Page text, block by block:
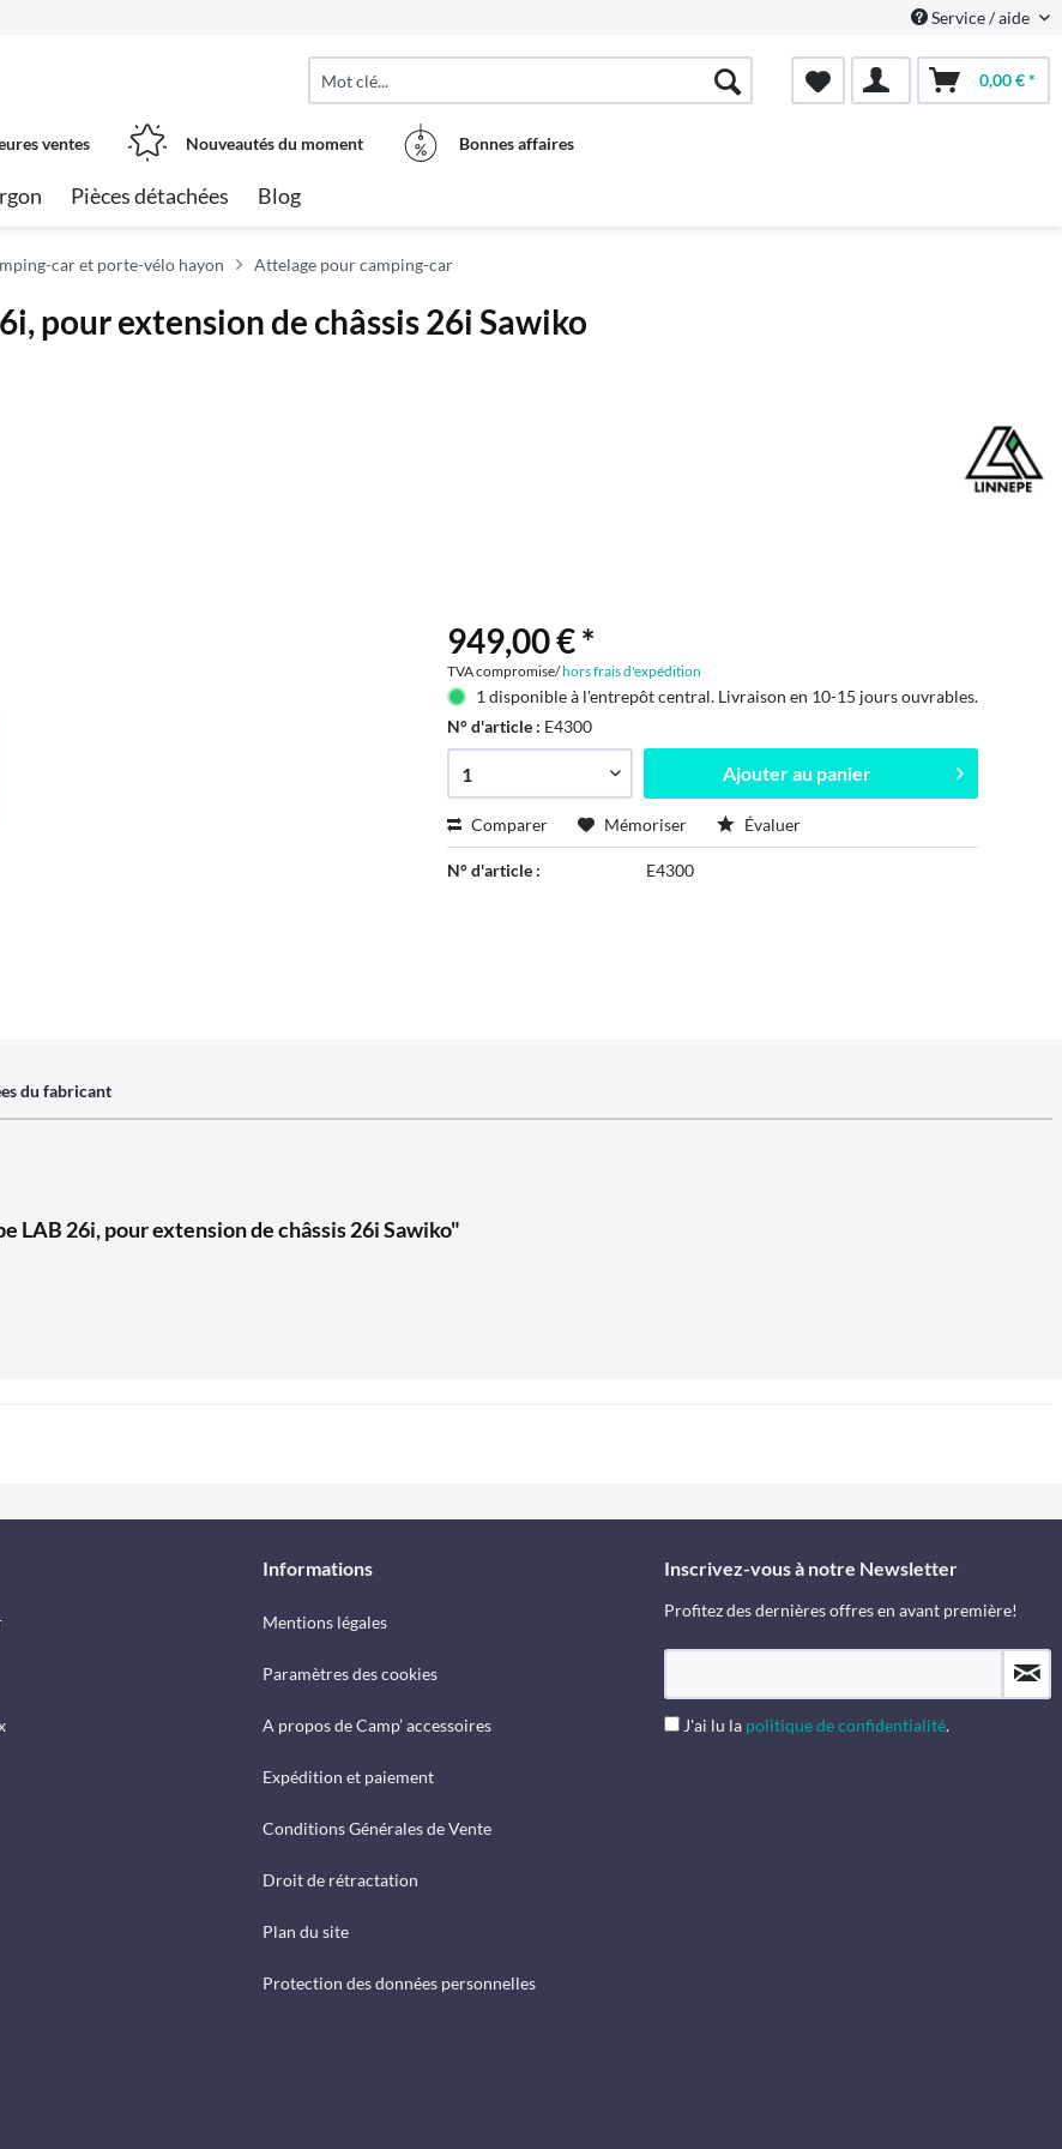
Service / aide
0,00 € *
ventes Nouveautés du moment Bonnes affaires
Pièces détachées Blog
car et porte-vélo hayon Attelage pour camping-car
pour extension de châssis 26i Sawiko
949,00 € *
TVA compromise/hors frais d'expédition
1 disponible à l'entrepôt central. Livraison en 10-15 jours ouvrables.
N° d'article : E4300
Ajouter au panier
Comparer Mémoriser Évaluer
N° d'article : E4300
du fabricant
LAB 26i, pour extension de châssis 26i Sawiko"
Informations
Mentions légales
Paramètres des cookies
A propos de Camp’ accessoires
Expédition et paiement
Conditions Générales de Vente
Droit de rétractation
Plan du site
Protection des données personnelles
Inscrivez-vous à notre Newsletter
Profitez des dernières offres en avant première!
J'ai lu la politique de confidentialité.